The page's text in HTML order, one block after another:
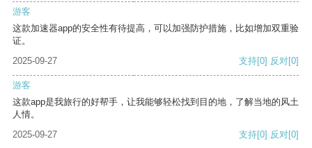
游客
这款加速器app的安全性有待提高，可以加强防护措施，比如增加双重验
证。
2025-09-27
支持[0] 反对[0]
游客
这款app是我旅行的好帮手，让我能够轻松找到目的地，了解当地的风土
人情。
2025-09-27
支持[0] 反对[0]